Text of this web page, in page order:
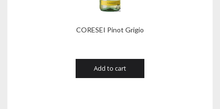
CORESEI Pinot Grigio
Add to cart